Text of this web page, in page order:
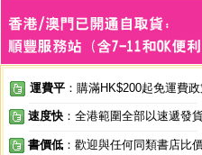
運費平 ：購滿HK$200起免運費
速度快 ：全港範圍全部以速遞發
書價低 ：歡迎與任何同類書店比